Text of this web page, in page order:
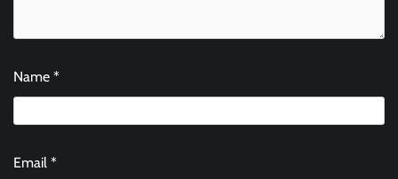
Name *
Email *